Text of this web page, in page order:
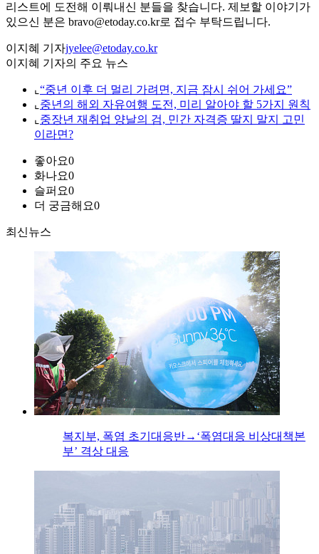
리스트에 도전해 이뤄내신 분들을 찾습니다. 제보할 이야기가
있으신 분은 bravo@etoday.co.kr로 접수 부탁드립니다.
이지혜 기자jyelee@etoday.co.kr
이지혜 기자의 주요 뉴스
⌞ “중년 이후 더 멀리 가려면, 지금 잠시 쉬어 가세요”
⌞ 중년의 해외 자유여행 도전, 미리 알아야 할 5가지 원칙
⌞ 중장년 재취업 양날의 검, 민간 자격증 딸지 말지 고민
이라면?
좋아요0
화나요0
슬퍼요0
더 궁금해요0
최신뉴스
복지부, 폭염 초기대응반→‘폭염대응 비상대책본
부’ 격상 대응